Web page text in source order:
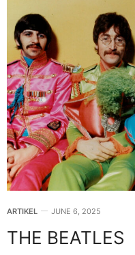
ARTIKEL JUNE 6, 2025
THE BEATLES